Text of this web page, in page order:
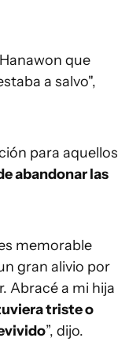
que
a salvo",
para aquellos
abandonar las
memorable
gran alivio por
Abracé a mi hija
triste o
”, dijo.